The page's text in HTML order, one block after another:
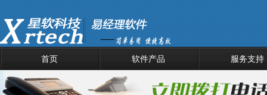
首页 软件产品 服务支持